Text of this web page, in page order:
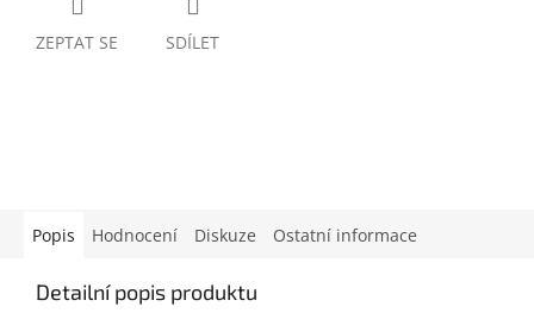
ZEPTAT SE SDÍLET
Popis Hodnocení Diskuze Ostatní informace
Detailní popis produktu